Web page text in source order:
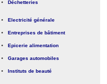
Déchetteries
Electricité générale
Entreprises de bâtiment
Epicerie alimentation
Garages automobiles
Instituts de beauté